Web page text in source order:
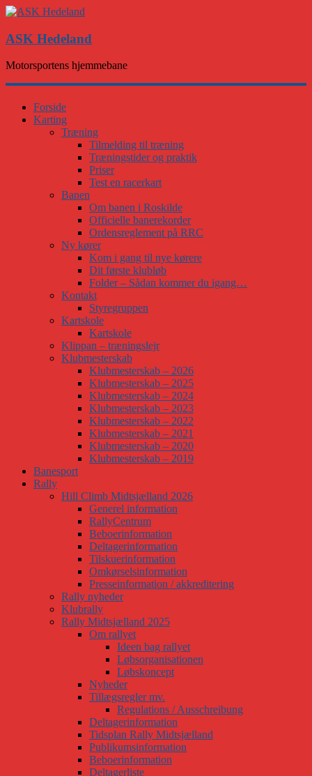
ASK Hedeland
Motorsportens hjemmebane
Forside
Karting
Træning
Tilmelding til træning
Træningstider og praktik
Priser
Test en racerkart
Banen
Om banen i Roskilde
Officielle banerekorder
Ordensreglement på RRC
Ny kører
Kom i gang til nye kørere
Dit første klubløb
Folder – Sådan kommer du igang…
Kontakt
Styregruppen
Kartskole
Kartskole
Klippan – træningslejr
Klubmesterskab
Klubmesterskab – 2026
Klubmesterskab – 2025
Klubmesterskab – 2024
Klubmesterskab – 2023
Klubmesterskab – 2022
Klubmesterskab – 2021
Klubmesterskab – 2020
Klubmesterskab – 2019
Banesport
Rally
Hill Climb Midtsjælland 2026
Generel information
RallyCentrum
Beboerinformation
Deltagerinformation
Tilskuerinformation
Omkørselsinformation
Presseinformation / akkreditering
Rally nyheder
Klubrally
Rally Midtsjælland 2025
Om rallyet
Ideen bag rallyet
Løbsorganisationen
Løbskoncept
Nyheder
Tillægsregler mv.
Regulations / Ausschreibung
Deltagerinformation
Tidsplan Rally Midtsjælland
Publikumsinformation
Beboerinformation
Deltagerliste